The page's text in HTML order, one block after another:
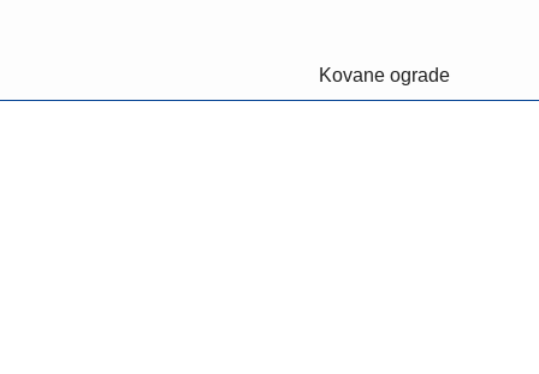
Kovane ograde